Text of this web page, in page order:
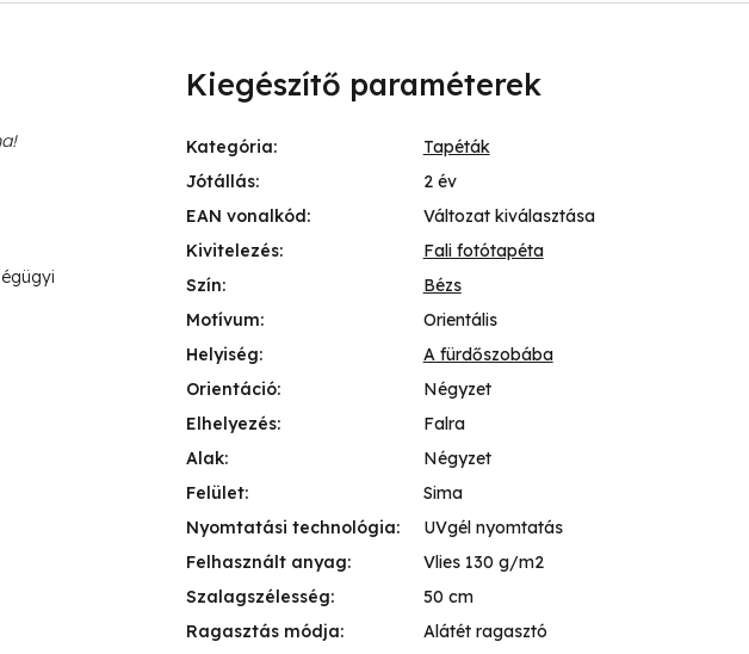
Kiegészítő paraméterek
Kategória:
Tapéták
Jótállás:
2 év
EAN vonalkód:
Változat kiválasztása
Kivitelezés:
Fali fotótapéta
Szín:
Bézs
Motívum:
Orientális
Helyiség:
A fürdőszobába
Orientáció:
Négyzet
Elhelyezés:
Falra
Alak:
Négyzet
Felület:
Sima
Nyomtatási technológia:
UVgél nyomtatás
Felhasznált anyag:
Vlies 130 g/m2
Szalagszélesség:
50 cm
Ragasztás módja:
Alátét ragasztó